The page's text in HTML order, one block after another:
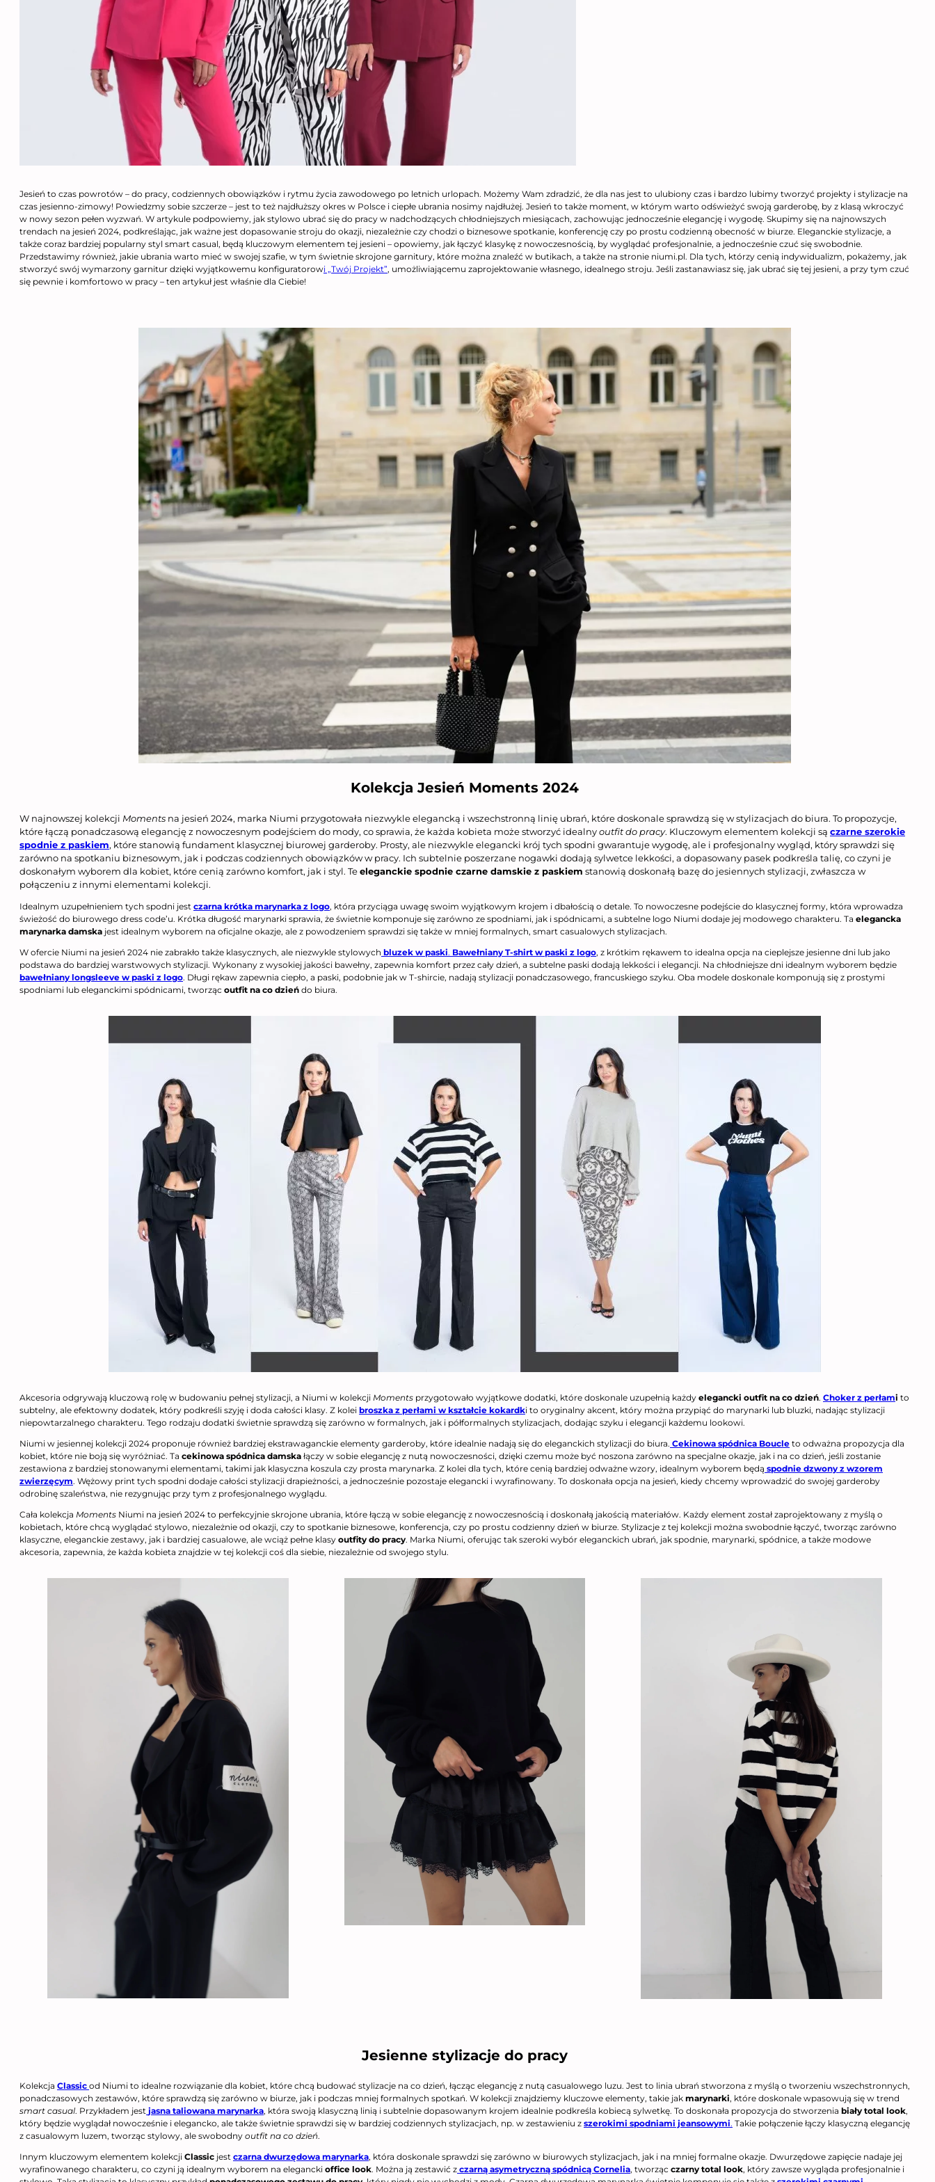
Jesień to czas powrotów – do pracy, codziennych obowiązków i rytmu życia zawodowego po letnich urlopach. Możemy Wam zdradzić, że dla nas jest to ulubiony czas i bardzo lubimy tworzyć projekty i stylizacje na
czas jesienno-zimowy! Powiedzmy sobie szczerze – jest to też najdłuższy okres w Polsce i ciepłe ubrania nosimy najdłużej. Jesień to także moment, w którym warto odświeżyć swoją garderobę, by z klasą wkroczyć
w nowy sezon pełen wyzwań. W artykule podpowiemy, jak stylowo ubrać się do pracy w nadchodzących chłodniejszych miesiącach, zachowując jednocześnie elegancję i wygodę. Skupimy się na najnowszych
trendach na jesień 2024, podkreślając, jak ważne jest dopasowanie stroju do okazji, niezależnie czy chodzi o biznesowe spotkanie, konferencję czy po prostu codzienną obecność w biurze. Eleganckie stylizacje, a
także coraz bardziej popularny styl smart casual, będą kluczowym elementem tej jesieni – opowiemy, jak łączyć klasykę z nowoczesnością, by wyglądać profesjonalnie, a jednocześnie czuć się swobodnie.
Przedstawimy również, jakie ubrania warto mieć w swojej szafie, w tym świetnie skrojone garnitury, które można znaleźć w butikach, a także na stronie niumi.pl. Dla tych, którzy cenią indywidualizm, pokażemy, jak
stworzyć swój wymarzony garnitur dzięki wyjątkowemu konfiguratorowi „Twój Projekt”, umożliwiającemu zaprojektowanie własnego, idealnego stroju. Jeśli zastanawiasz się, jak ubrać się tej jesieni, a przy tym czuć
się pewnie i komfortowo w pracy – ten artykuł jest właśnie dla Ciebie!
Kolekcja Jesień Moments 2024
W najnowszej kolekcji Moments na jesień 2024, marka Niumi przygotowała niezwykle elegancką i wszechstronną linię ubrań, które doskonale sprawdzą się w stylizacjach do biura. To propozycje,
które łączą ponadczasową elegancję z nowoczesnym podejściem do mody, co sprawia, że każda kobieta może stworzyć idealnyoutfit do pracy. Kluczowym elementem kolekcji są czarne szerokie
spodnie z paskiem, które stanowią fundament klasycznej biurowej garderoby. Prosty, ale niezwykle elegancki krój tych spodni gwarantuje wygodę, ale i profesjonalny wygląd, który sprawdzi się
zarówno na spotkaniu biznesowym, jak i podczas codziennych obowiązków w pracy. Ich subtelnie poszerzane nogawki dodają sylwetce lekkości, a dopasowany pasek podkreśla talię, co czyni je
doskonałym wyborem dla kobiet, które cenią zarówno komfort, jak i styl. Teeleganckie spodnie czarne damskie z paskiem stanowią doskonałą bazę do jesiennych stylizacji, zwłaszcza w
połączeniu z innymi elementami kolekcji.
Idealnym uzupełnieniem tych spodni jest czarna krótka marynarka z logo, która przyciąga uwagę swoim wyjątkowym krojem i dbałością o detale. To nowoczesne podejście do klasycznej formy, która wprowadza
świeżość do biurowego dress code’u. Krótka długość marynarki sprawia, że świetnie komponuje się zarówno ze spodniami, jak i spódnicami, a subtelne logo Niumi dodaje jej modowego charakteru. Ta elegancka
marynarka damska jest idealnym wyborem na oficjalne okazje, ale z powodzeniem sprawdzi się także w mniej formalnych, smart casualowych stylizacjach.
W ofercie Niumi na jesień 2024 nie zabrakło także klasycznych, ale niezwykle stylowych bluzek w paski. Bawełniany T-shirt w paski z logo, z krótkim rękawem to idealna opcja na cieplejsze jesienne dni lub jako
podstawa do bardziej warstwowych stylizacji. Wykonany z wysokiej jakości bawełny, zapewnia komfort przez cały dzień, a subtelne paski dodają lekkości i elegancji. Na chłodniejsze dni idealnym wyborem będzie
bawełniany longsleeve w paski z logo. Długi rękaw zapewnia ciepło, a paski, podobnie jak w T-shircie, nadają stylizacji ponadczasowego, francuskiego szyku. Oba modele doskonale komponują się z prostymi
spodniami lub eleganckimi spódnicami, tworząc outfit na co dzień do biura.
Akcesoria odgrywają kluczową rolę w budowaniu pełnej stylizacji, a Niumi w kolekcji Moments przygotowało wyjątkowe dodatki, które doskonale uzupełnią każdy elegancki outfit na co dzień. Choker z perłami to
subtelny, ale efektowny dodatek, który podkreśli szyję i doda całości klasy. Z kolei broszka z perłami w kształcie kokardki to oryginalny akcent, który można przypiąć do marynarki lub bluzki, nadając stylizacji
niepowtarzalnego charakteru. Tego rodzaju dodatki świetnie sprawdzą się zarówno w formalnych, jak i półformalnych stylizacjach, dodając szyku i elegancji każdemu lookowi.
Niumi w jesiennej kolekcji 2024 proponuje również bardziej ekstrawaganckie elementy garderoby, które idealnie nadają się do eleganckich stylizacji do biura. Cekinowa spódnica Boucle to odważna propozycja dla
kobiet, które nie boją się wyróżniać. Ta cekinowa spódnica damska łączy w sobie elegancję z nutą nowoczesności, dzięki czemu może być noszona zarówno na specjalne okazje, jak i na co dzień, jeśli zostanie
zestawiona z bardziej stonowanymi elementami, takimi jak klasyczna koszula czy prosta marynarka. Z kolei dla tych, które cenią bardziej odważne wzory, idealnym wyborem będą spodnie dzwony z wzorem
zwierzęcym. Wężowy print tych spodni dodaje całości stylizacji drapieżności, a jednocześnie pozostaje elegancki i wyrafinowany. To doskonała opcja na jesień, kiedy chcemy wprowadzić do swojej garderoby
odrobinę szaleństwa, nie rezygnując przy tym z profesjonalnego wyglądu.
Cała kolekcja Moments Niumi na jesień 2024 to perfekcyjnie skrojone ubrania, które łączą w sobie elegancję z nowoczesnością i doskonałą jakością materiałów. Każdy element został zaprojektowany z myślą o
kobietach, które chcą wyglądać stylowo, niezależnie od okazji, czy to spotkanie biznesowe, konferencja, czy po prostu codzienny dzień w biurze. Stylizacje z tej kolekcji można swobodnie łączyć, tworząc zarówno
klasyczne, eleganckie zestawy, jak i bardziej casualowe, ale wciąż pełne klasy outfity do pracy. Marka Niumi, oferując tak szeroki wybór eleganckich ubrań, jak spodnie, marynarki, spódnice, a także modowe
akcesoria, zapewnia, że każda kobieta znajdzie w tej kolekcji coś dla siebie, niezależnie od swojego stylu.
Jesienne stylizacje do pracy
Kolekcja Classic od Niumi to idealne rozwiązanie dla kobiet, które chcą budować stylizacje na co dzień, łącząc elegancję z nutą casualowego luzu. Jest to linia ubrań stworzona z myślą o tworzeniu wszechstronnych,
ponadczasowych zestawów, które sprawdzą się zarówno w biurze, jak i podczas mniej formalnych spotkań. W kolekcji znajdziemy kluczowe elementy, takie jak marynarki, które doskonale wpasowują się w trend
smart casual. Przykładem jest jasna taliowana marynarka, która swoją klasyczną linią i subtelnie dopasowanym krojem idealnie podkreśla kobiecą sylwetkę. To doskonała propozycja do stworzenia biały total look,
który będzie wyglądał nowocześnie i elegancko, ale także świetnie sprawdzi się w bardziej codziennych stylizacjach, np. w zestawieniu z szerokimi spodniami jeansowymi. Takie połączenie łączy klasyczną elegancję
z casualowym luzem, tworząc stylowy, ale swobodny outfit na co dzień.
Innym kluczowym elementem kolekcji Classic jest czarna dwurzędowa marynarka, która doskonale sprawdzi się zarówno w biurowych stylizacjach, jak i na mniej formalne okazje. Dwurzędowe zapięcie nadaje jej
wyrafinowanego charakteru, co czyni ją idealnym wyborem na elegancki office look. Można ją zestawić z czarną asymetryczną spódnicą Cornelia, tworząc czarny total look, który zawsze wygląda profesjonalnie i